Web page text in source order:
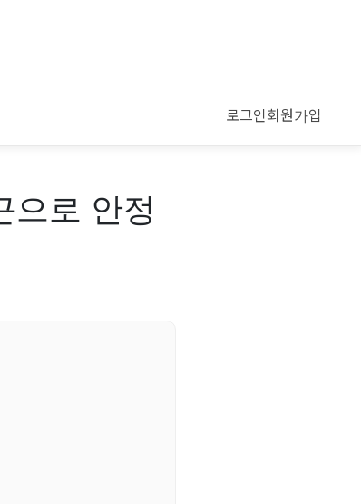
로그인회원가입
으로 안정